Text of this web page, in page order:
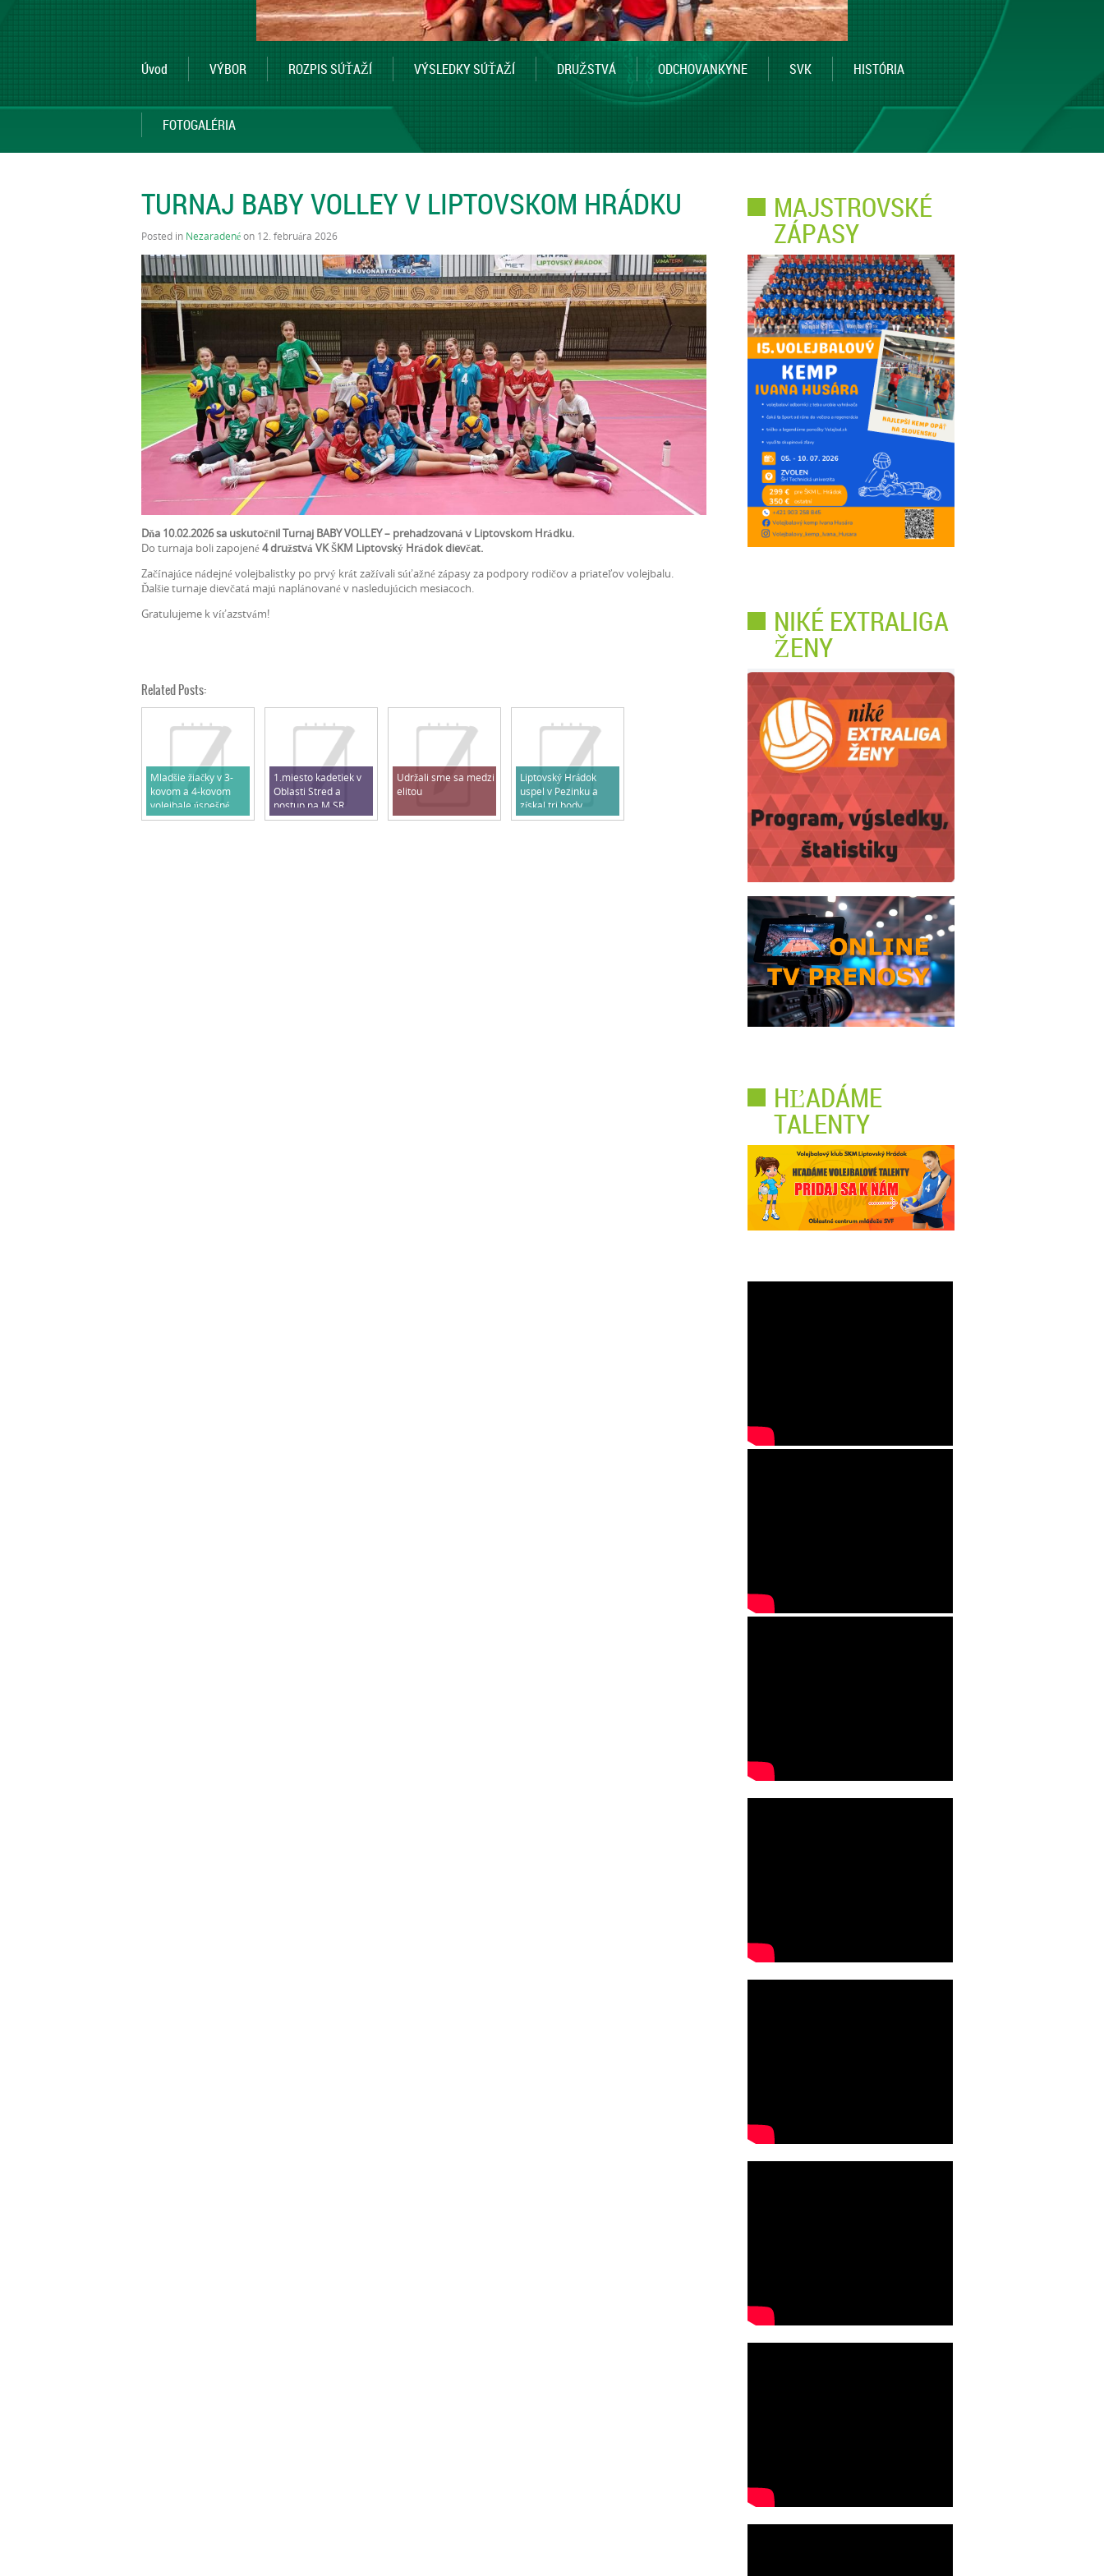
Úvod VÝBOR ROZPIS SÚŤAŽÍ VÝSLEDKY SÚŤAŽÍ DRUŽSTVÁ ODCHOVANKYNE SVK HISTÓRIA
FOTOGALÉRIA
MAJSTROVSKÉ
ZÁPASY
NIKÉ EXTRALIGA
ŽENY
HĽADÁME
TALENTY
TURNAJ BABY VOLLEY V LIPTOVSKOM HRÁDKU
Posted in Nezaradenéon 12. februára 2026
Dňa 10.02.2026 sa uskutočnil Turnaj BABY VOLLEY – prehadzovaná v Liptovskom Hrádku.
Do turnaja boli zapojené4 družstvá VK ŠKM Liptovský Hrádok dievčat.
Začínajúce nádejné volejbalistky po prvý krát zažívali súťažné zápasy za podpory rodičov a priateľov volejbalu.
Ďalšie turnaje dievčatá majú naplánované v nasledujúcich mesiacoch.
Gratulujeme k víťazstvám!
Related Posts:
Mladšie žiačky v 3-
kovom a 4-kovom
volejbale úspešné
1.miesto kadetiek v
Oblasti Stred a
postup na M SR
2025/2026
Udržali sme sa medzi
elitou
Liptovský Hrádok
uspel v Pezinku a
získal tri body